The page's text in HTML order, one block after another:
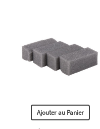
Ajouter au Panier